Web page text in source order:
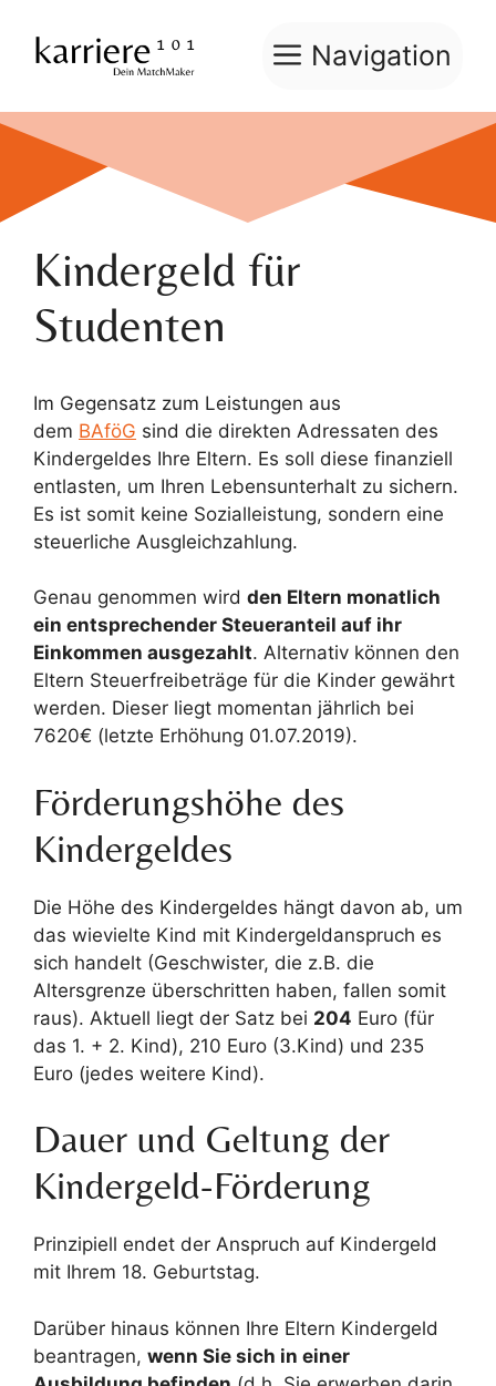
Inhalt
springen
Navigation
Kindergeld für
Studenten
Im Gegensatz zum Leistungen aus
dem BAföG sind die direkten Adressaten des
Kindergeldes Ihre Eltern. Es soll diese finanziell
entlasten, um Ihren Lebensunterhalt zu sichern.
Es ist somit keine Sozialleistung, sondern eine
steuerliche Ausgleichzahlung.
Genau genommen wird den Eltern monatlich
ein entsprechender Steueranteil auf ihr
Einkommen ausgezahlt. Alternativ können den
Eltern Steuerfreibeträge für die Kinder gewährt
werden. Dieser liegt momentan jährlich bei
7620€ (letzte Erhöhung 01.07.2019).
Förderungshöhe des
Kindergeldes
Die Höhe des Kindergeldes hängt davon ab, um
das wievielte Kind mit Kindergeldanspruch es
sich handelt (Geschwister, die z.B. die
Altersgrenze überschritten haben, fallen somit
raus). Aktuell liegt der Satz bei 204 Euro (für
das 1. + 2. Kind), 210 Euro (3.Kind) und 235
Euro (jedes weitere Kind).
Dauer und Geltung der
Kindergeld-Förderung
Prinzipiell endet der Anspruch auf Kindergeld
mit Ihrem 18. Geburtstag.
Darüber hinaus können Ihre Eltern Kindergeld
beantragen, wenn Sie sich in einer